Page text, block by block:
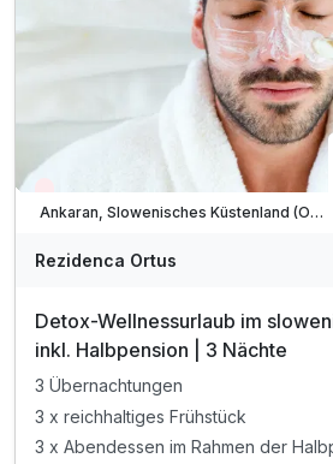
Nutzung des Außenpools (ca. Mai-
* am Sonntag hat das Restaurant
Wieder frei ab September
Ankaran, Slowenisches Küstenland (Obalno-kraska)
Rezidenca Ortus
Detox-Wellnessurlaub im
inkl. Halbpension | 3 Nächte
3 Übernachtungen
3 x reichhaltiges Frühstück
3 x Abendessen im Rahmen der